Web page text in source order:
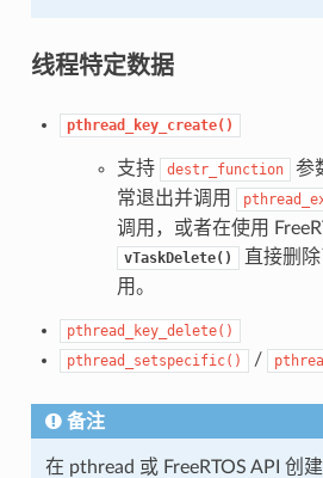
线程特定数据
pthread_key_create()
支持 destr_function
参
常退出并调用
调用，或者在使用
vTaskDelete()
直接删
用。
pthread_key_delete()
pthread_setspecific()
/
备注
在 pthread 或 FreeRTOS API 创